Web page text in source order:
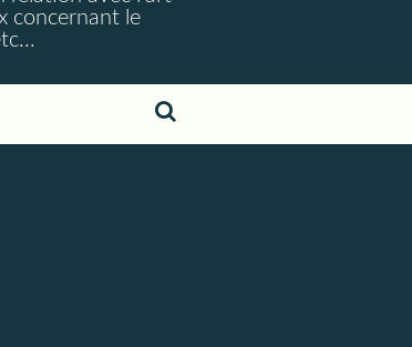
concernant le